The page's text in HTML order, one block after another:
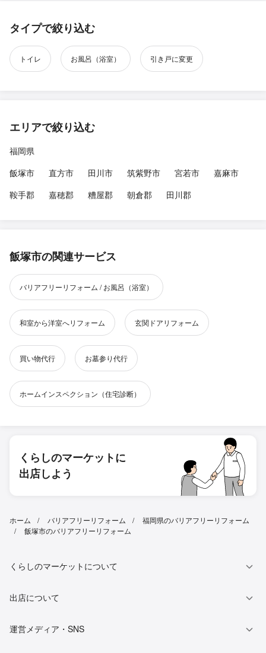
タイプで絞り込む
トイレ お風呂（浴室） 引き戸に変更
エリアで絞り込む
福岡県
飯塚市
直方市 田川市 筑紫野市 宮若市
嘉麻市
鞍手郡
嘉穂郡 糟屋郡 朝倉郡 田川郡
飯塚市の関連サービス
バリアフリーリフォーム / お風呂（浴室）
和室から洋室へリフォーム 玄関ドアリフォーム
買い物代行 お墓参り代行
ホームインスペクション（住宅診断）
くらしのマーケットに
出店しよう
ホーム バリアフリーリフォーム
福岡県のバリアフリーリフォーム
飯塚市のバリアフリーリフォーム
くらしのマーケットについて
出店について
運営メディア・SNS